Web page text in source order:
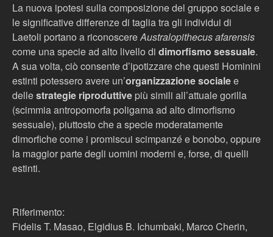
La nuova ipotesi sulla composizione del gruppo sociale e
le significative differenze di taglia tra gli individui di
Laetoli portano a riconoscereAustralopithecus afarensis
come una specie ad alto livello di dimorfismo sessuale.
A sua volta, ciò consente d’ipotizzare che questi Hominini
estinti potessero avere un’organizzazione socialee
dellestrategie riproduttive più simili all’attuale gorilla
(scimmia antropomorfa poligama ad alto dimorfismo
sessuale), piuttosto che a specie moderatamente
dimorfiche come i promiscui scimpanzé e bonobo, oppure
la maggior parte degli uomini moderni e, forse, di quelli
estinti.
Riferimento:
Fidelis T. Masao, Elgidius B. Ichumbaki, Marco Cherin,